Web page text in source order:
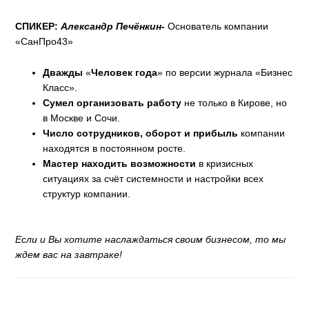
СПИКЕР:Александр Печёнкин-Основатель компании
«СанПро43»
Дважды«Человек года» по версии журнала «Бизнес
Класс».
Сумел организовать работу не только в Кирове, но
в Москве и Сочи.
Число сотрудников, оборот и прибыль компании
находятся в постоянном росте.
Мастер находить возможности в кризисных
ситуациях за счёт системности и настройки всех
структур компании.
Если и Вы хотите наслаждаться своим бизнесом, то мы
ждем вас на завтраке!